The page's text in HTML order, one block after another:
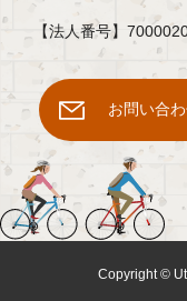
【法人番号】
お問い合
Copyright ©